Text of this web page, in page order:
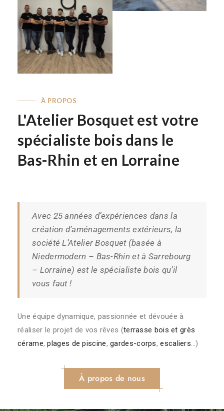
À PROPOS
L'Atelier Bosquet est votre
spécialiste bois dans le
Bas-Rhin et en Lorraine
Avec 25 années d’expériences dans la
création d’aménagements extérieurs, la
société L’Atelier Bosquet (basée à
Niedermodern – Bas-Rhin et à Sarrebourg
– Lorraine) est le spécialiste bois qu’il
vous faut !
Une équipe dynamique, passionnée et dévouée à
réaliser le projet de vos rêves (terrasse bois et grès
cérame,plages de piscine,gardes-corps,escaliers …)
À propos de nous